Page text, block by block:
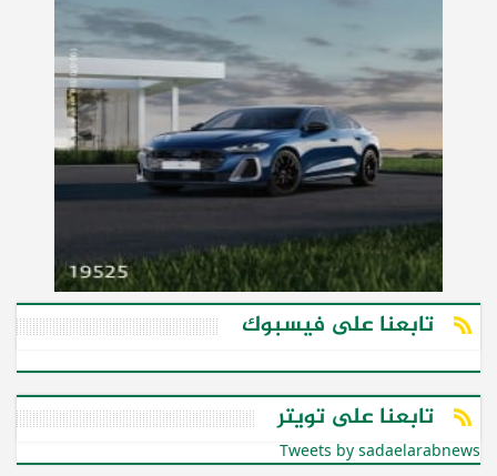
تابعنا على فيسبوك
تابعنا على تويتر
Tweets by sadaelarabnews